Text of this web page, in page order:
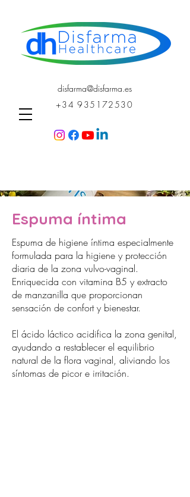
disfarma@disfarma.es
+34 935172530
Espuma íntima
Espuma de higiene íntima especialmente
formulada para la higiene y protección
diaria de la zona vulvo-vaginal.
Enriquecida con vitamina B5 y extracto
de manzanilla que proporcionan
sensación de confort y bienestar.
El ácido láctico acidifica la zona genital,
ayudando a restablecer el equilibrio
natural de la flora vaginal, aliviando los
síntomas de picor e irritación.